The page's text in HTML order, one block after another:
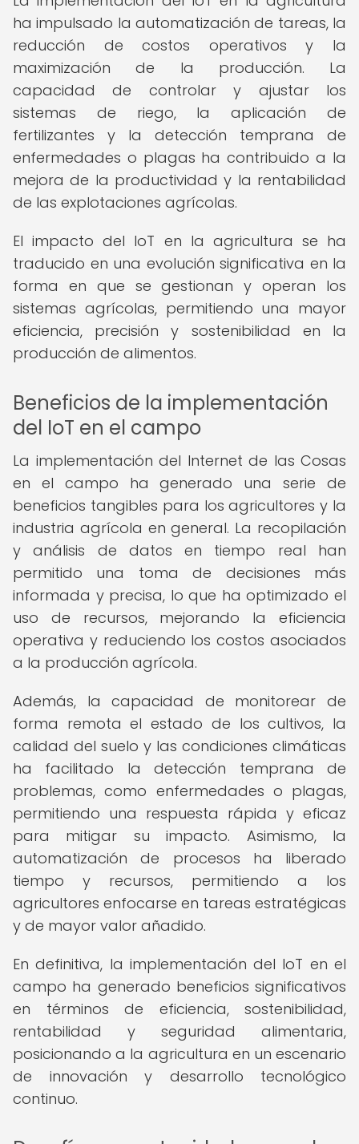
ha impulsado la automatización de tareas, la
reducción de costos operativos y la
maximización de la producción. La
capacidad de controlar y ajustar los
sistemas de riego, la aplicación de
fertilizantes y la detección temprana de
enfermedades o plagas ha contribuido a la
mejora de la productividad y la rentabilidad
de las explotaciones agrícolas.
El impacto del IoT en la agricultura se ha
traducido en una evolución significativa en la
forma en que se gestionan y operan los
sistemas agrícolas, permitiendo una mayor
eficiencia, precisión y sostenibilidad en la
producción de alimentos.
Beneficios de la implementación
del IoT en el campo
La implementación del Internet de las Cosas
en el campo ha generado una serie de
beneficios tangibles para los agricultores y la
industria agrícola en general. La recopilación
y análisis de datos en tiempo real han
permitido una toma de decisiones más
informada y precisa, lo que ha optimizado el
uso de recursos, mejorando la eficiencia
operativa y reduciendo los costos asociados
a la producción agrícola.
Además, la capacidad de monitorear de
forma remota el estado de los cultivos, la
calidad del suelo y las condiciones climáticas
ha facilitado la detección temprana de
problemas, como enfermedades o plagas,
permitiendo una respuesta rápida y eficaz
para mitigar su impacto. Asimismo, la
automatización de procesos ha liberado
tiempo y recursos, permitiendo a los
agricultores enfocarse en tareas estratégicas
y de mayor valor añadido.
En definitiva, la implementación del IoT en el
campo ha generado beneficios significativos
en términos de eficiencia, sostenibilidad,
rentabilidad y seguridad alimentaria,
posicionando a la agricultura en un escenario
de innovación y desarrollo tecnológico
continuo.